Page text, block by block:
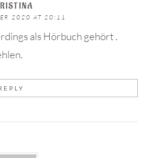
2020 AT 20:11
als Hörbuch gehört .